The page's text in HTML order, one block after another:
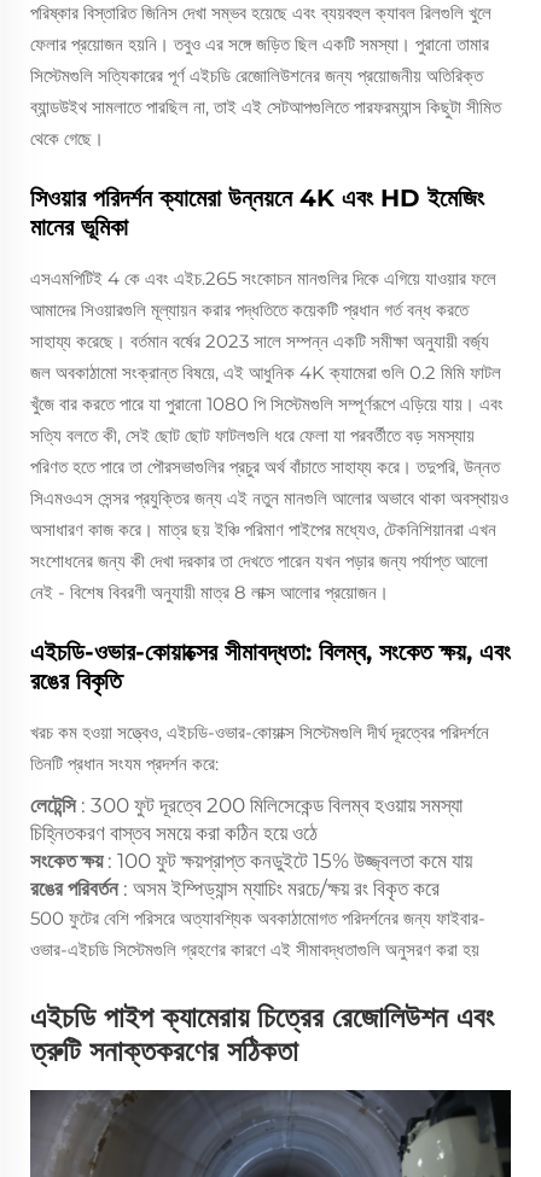
পরিষ্কার বিস্তারিত জিনিস দেখা সম্ভব হয়েছে এবং ব্যয়বহুল ক্যাবল রিলগুলি খুলে
ফেলার প্রয়োজন হয়নি। তবুও এর সঙ্গে জড়িত ছিল একটি সমস্যা। পুরানো তামার
সিস্টেমগুলি সত্যিকারের পূর্ণ এইচডি রেজোলিউশনের জন্য প্রয়োজনীয় অতিরিক্ত
ব্যান্ডউইথ সামলাতে পারছিল না, তাই এই সেটআপগুলিতে পারফরম্যান্স কিছুটা সীমিত
থেকে গেছে।
সিওয়ার পরিদর্শন ক্যামেরা উন্নয়নে 4K এবং HD ইমেজিং
মানের ভূমিকা
এসএমপিটিই 4 কে এবং এইচ.265 সংকোচন মানগুলির দিকে এগিয়ে যাওয়ার ফলে
আমাদের সিওয়ারগুলি মূল্যায়ন করার পদ্ধতিতে কয়েকটি প্রধান গর্ত বন্ধ করতে
সাহায্য করেছে। বর্তমান বর্ষের 2023 সালে সম্পন্ন একটি সমীক্ষা অনুযায়ী বর্জ্য
জল অবকাঠামো সংক্রান্ত বিষয়ে, এই আধুনিক 4K ক্যামেরা গুলি 0.2 মিমি ফাটল
খুঁজে বার করতে পারে যা পুরানো 1080 পি সিস্টেমগুলি সম্পূর্ণরূপে এড়িয়ে যায়। এবং
সত্যি বলতে কী, সেই ছোট ছোট ফাটলগুলি ধরে ফেলা যা পরবর্তীতে বড় সমস্যায়
পরিণত হতে পারে তা পৌরসভাগুলির প্রচুর অর্থ বাঁচাতে সাহায্য করে। তদুপরি, উন্নত
সিএমওএস সেন্সর প্রযুক্তির জন্য এই নতুন মানগুলি আলোর অভাবে থাকা অবস্থায়ও
অসাধারণ কাজ করে। মাত্র ছয় ইঞ্চি পরিমাণ পাইপের মধ্যেও, টেকনিশিয়ানরা এখন
সংশোধনের জন্য কী দেখা দরকার তা দেখতে পারেন যখন পড়ার জন্য পর্যাপ্ত আলো
নেই - বিশেষ বিবরণী অনুযায়ী মাত্র 8 লাক্স আলোর প্রয়োজন।
এইচডি-ওভার-কোয়াক্সের সীমাবদ্ধতা: বিলম্ব, সংকেত ক্ষয়, এবং
রঙের বিকৃতি
খরচ কম হওয়া সত্ত্বেও, এইচডি-ওভার-কোয়াক্স সিস্টেমগুলি দীর্ঘ দূরত্বের পরিদর্শনে
তিনটি প্রধান সংযম প্রদর্শন করে:
লেটেন্সি : 300 ফুট দূরত্বে 200 মিলিসেকেন্ড বিলম্ব হওয়ায় সমস্যা
চিহ্নিতকরণ বাস্তব সময়ে করা কঠিন হয়ে ওঠে
সংকেত ক্ষয় : 100 ফুট ক্ষয়প্রাপ্ত কনডুইটে 15% উজ্জ্বলতা কমে যায়
রঙের পরিবর্তন : অসম ইম্পিড্যান্স ম্যাচিং মরচে/ক্ষয় রং বিকৃত করে
500 ফুটের বেশি পরিসরে অত্যাবশ্যিক অবকাঠামোগত পরিদর্শনের জন্য ফাইবার-
ওভার-এইচডি সিস্টেমগুলি গ্রহণের কারণে এই সীমাবদ্ধতাগুলি অনুসরণ করা হয়
এইচডি পাইপ ক্যামেরায় চিত্রের রেজোলিউশন এবং
ত্রুটি সনাক্তকরণের সঠিকতা